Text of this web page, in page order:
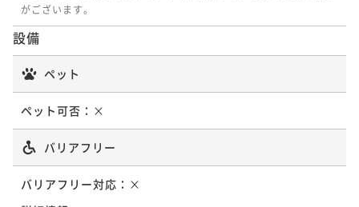
がございます。
設備
ペット
ペット可否： ×
バリアフリー
バリアフリー対応： ×